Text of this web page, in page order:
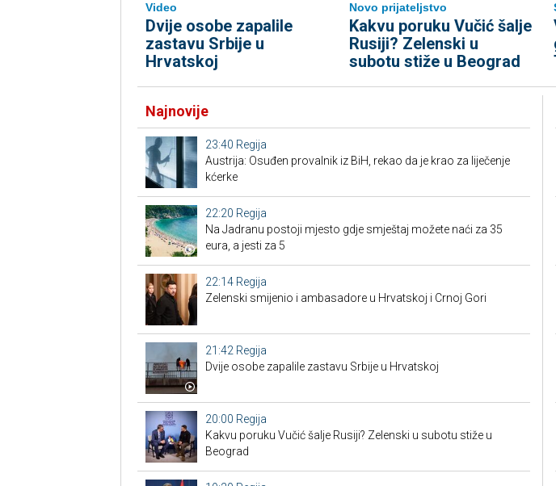
Video
Dvije osobe zapalile
zastavu Srbije u
Hrvatskoj
Novo prijateljstvo
Kakvu poruku Vučić šalje
Rusiji? Zelenski u
subotu stiže u Beograd
Najnovije
23:40 Regija
Austrija: Osuđen provalnik iz BiH, rekao da je krao za liječenje
kćerke
22:20 Regija
Na Jadranu postoji mjesto gdje smještaj možete naći za 35
eura, a jesti za 5
22:14 Regija
Zelenski smijenio i ambasadore u Hrvatskoj i Crnoj Gori
21:42 Regija
Dvije osobe zapalile zastavu Srbije u Hrvatskoj
20:00 Regija
Kakvu poruku Vučić šalje Rusiji? Zelenski u subotu stiže u
Beograd